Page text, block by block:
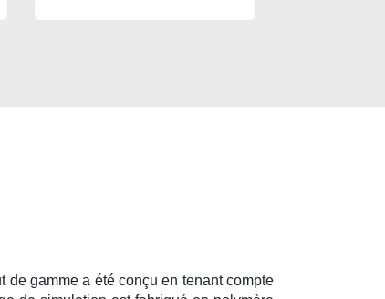
de gamme a été conçu en tenant compte